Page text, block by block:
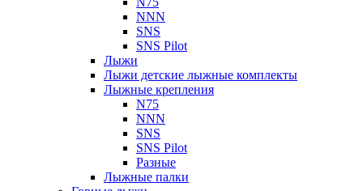
NNN
SNS
SNS Pilot
Лыжи
Лыжи детские лыжные комплекты
Лыжные крепления
N75
NNN
SNS
SNS Pilot
Разные
Лыжные палки